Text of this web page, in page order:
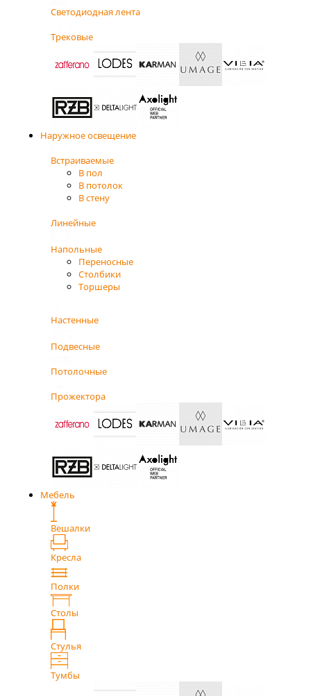
Светодиодная лента
Трековые
Наружное освещение
Встраиваемые
В пол
В потолок
В стену
Линейные
Напольные
Переносные
Столбики
Торшеры
Настенные
Подвесные
Потолочные
Прожектора
Мебель
Вешалки
Кресла
Полки
Столы
Стулья
Тумбы